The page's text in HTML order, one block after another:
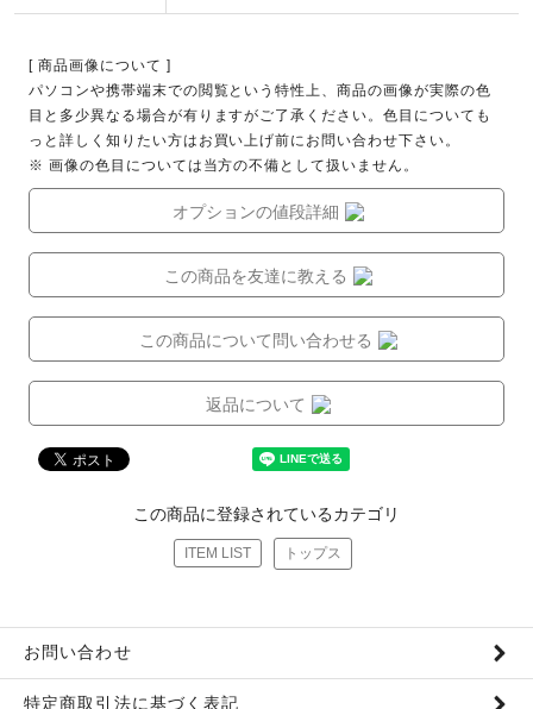
[ 商品画像について ]
パソコンや携帯端末での閲覧という特性上、商品の画像が実際の色
目と多少異なる場合が有りますがご了承ください。色目についても
っと詳しく知りたい方はお買い上げ前にお問い合わせ下さい。
※ 画像の色目については当方の不備として扱いません。
オプションの値段詳細
この商品を友達に教える
この商品について問い合わせる
返品について
この商品に登録されているカテゴリ
ITEM LIST トップス
お問い合わせ
特定商取引法に基づく表記